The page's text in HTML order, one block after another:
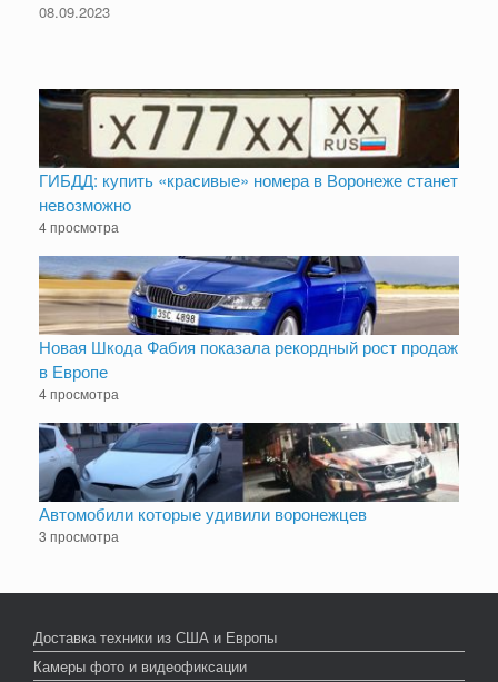
08.09.2023
ГИБДД: купить «красивые» номера в Воронеже станет
невозможно
4 просмотра
Новая Шкода Фабия показала рекордный рост продаж
в Европе
4 просмотра
Автомобили которые удивили воронежцев
3 просмотра
Доставка техники из США и Европы
Камеры фото и видеофиксации